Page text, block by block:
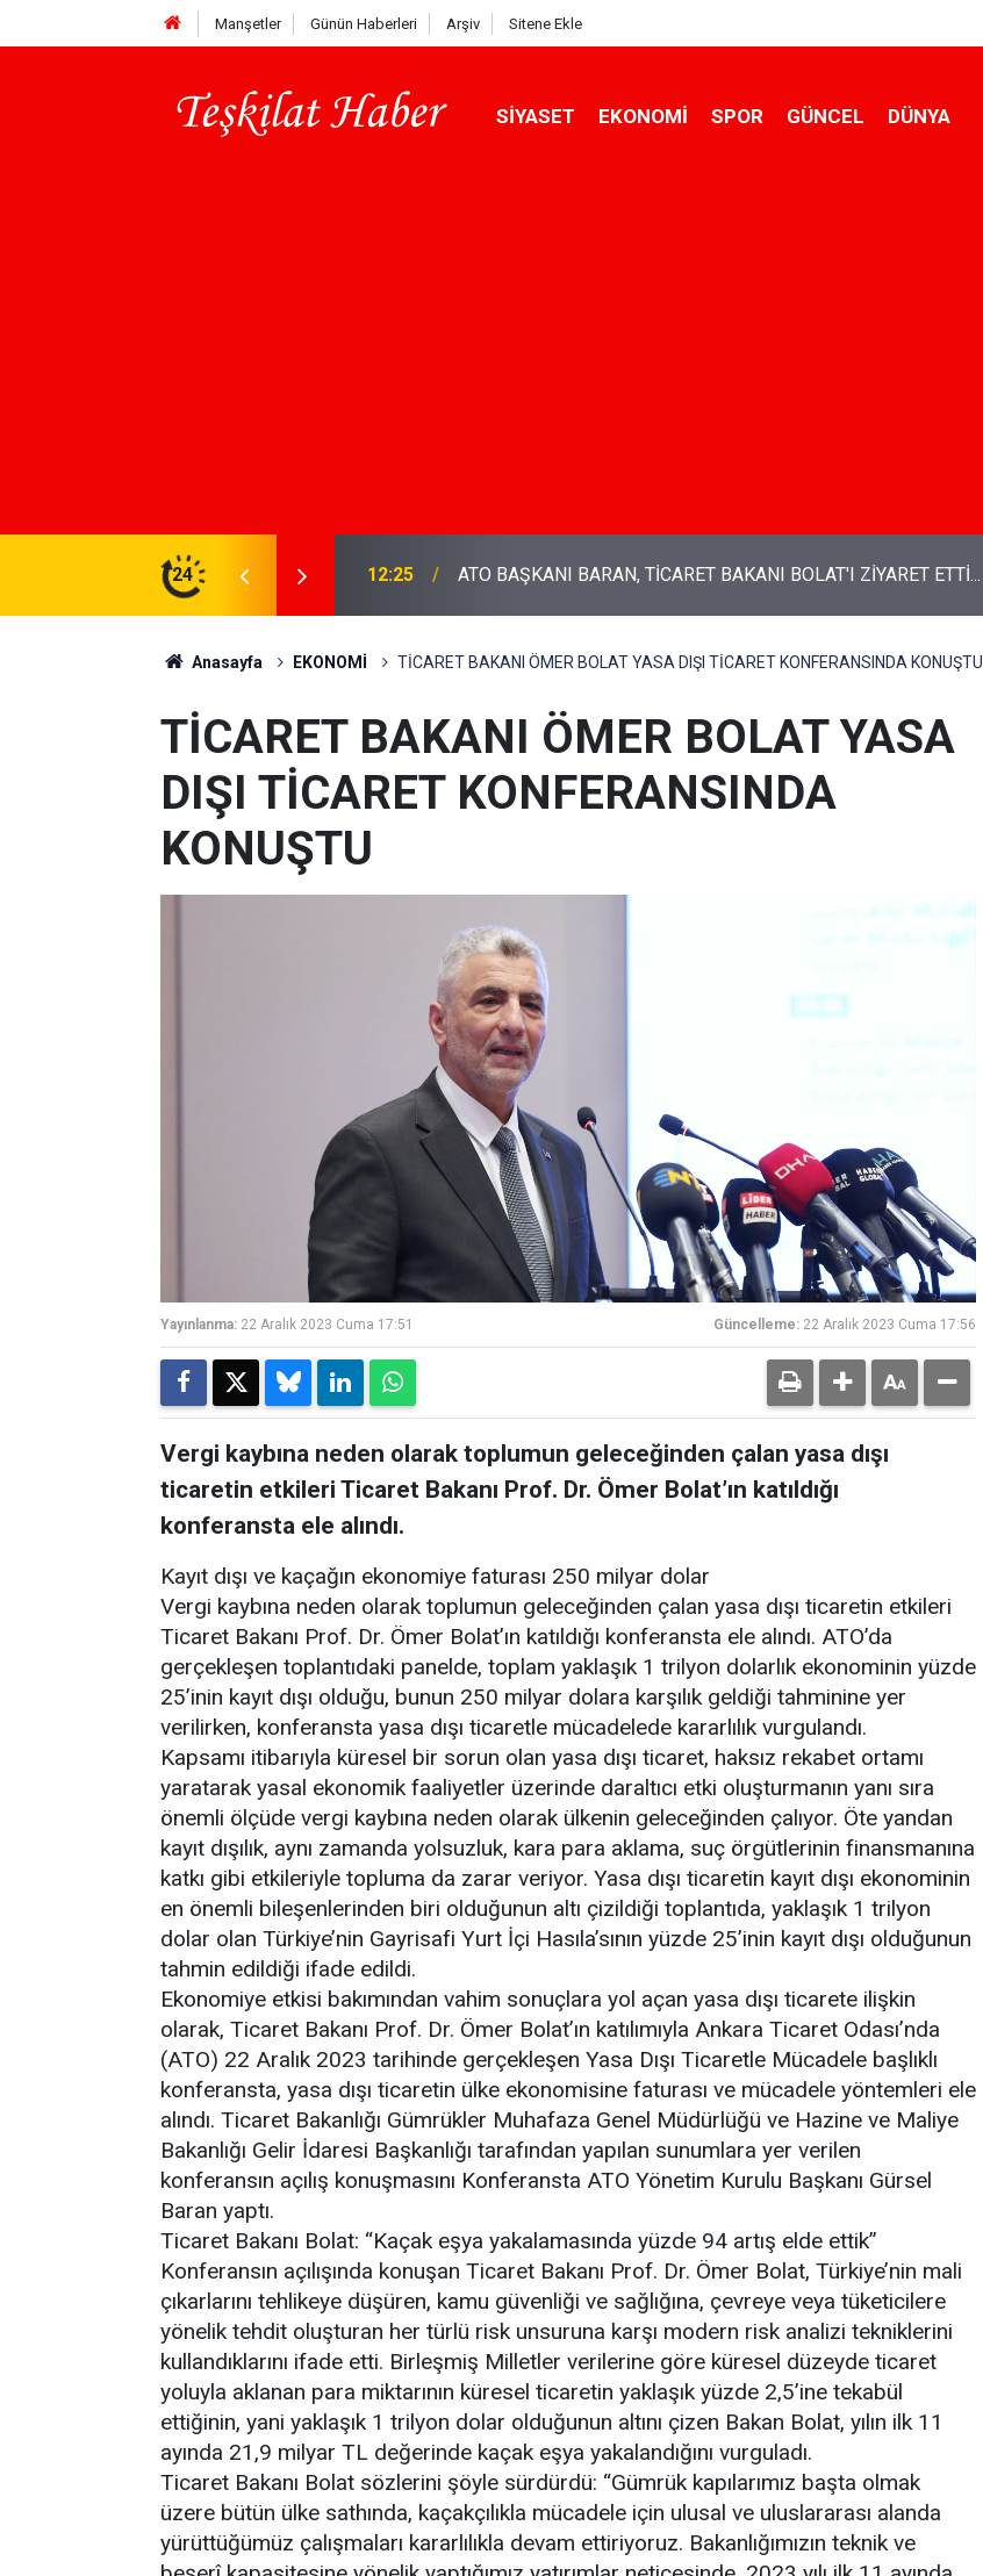
Manşetler Günün Haberleri Arşiv Sitene Ekle
SİYASET EKONOMİ SPOR GÜNCEL DÜNYA
24
BOLAT'I ZİYARET ETTİ... 20:36
DEVA Partisi Genel Başkanı Ali Babacan: “Emekli maaşından, insanca yaşam
hakkından tasarruf olmaz"
Anasayfa EKONOMİ TİCARET BAKANI ÖMER BOLAT YASA DIŞI TİCARET KONFERANSINDA KONUŞTU
TİCARET BAKANI ÖMER BOLAT YASA
DIŞI TİCARET KONFERANSINDA
KONUŞTU
Yayınlanma: 22 Aralık 2023 Cuma 17:51 Güncelleme: 22 Aralık 2023 Cuma 17:56
Vergi kaybına neden olarak toplumun geleceğinden çalan yasa dışı
ticaretin etkileri Ticaret Bakanı Prof. Dr. Ömer Bolat’ın katıldığı
konferansta ele alındı.
Kayıt dışı ve kaçağın ekonomiye faturası 250 milyar dolar
Vergi kaybına neden olarak toplumun geleceğinden çalan yasa dışı ticaretin etkileri
Ticaret Bakanı Prof. Dr. Ömer Bolat’ın katıldığı konferansta ele alındı. ATO’da
gerçekleşen toplantıdaki panelde, toplam yaklaşık 1 trilyon dolarlık ekonominin yüzde
25’inin kayıt dışı olduğu, bunun 250 milyar dolara karşılık geldiği tahminine yer
verilirken, konferansta yasa dışı ticaretle mücadelede kararlılık vurgulandı.
Kapsamı itibarıyla küresel bir sorun olan yasa dışı ticaret, haksız rekabet ortamı
yaratarak yasal ekonomik faaliyetler üzerinde daraltıcı etki oluşturmanın yanı sıra
önemli ölçüde vergi kaybına neden olarak ülkenin geleceğinden çalıyor. Öte yandan
kayıt dışılık, aynı zamanda yolsuzluk, kara para aklama, suç örgütlerinin finansmanına
katkı gibi etkileriyle topluma da zarar veriyor. Yasa dışı ticaretin kayıt dışı ekonominin
en önemli bileşenlerinden biri olduğunun altı çizildiği toplantıda, yaklaşık 1 trilyon
dolar olan Türkiye’nin Gayrisafi Yurt İçi Hasıla’sının yüzde 25’inin kayıt dışı olduğunun
tahmin edildiği ifade edildi.
Ekonomiye etkisi bakımından vahim sonuçlara yol açan yasa dışı ticarete ilişkin
olarak, Ticaret Bakanı Prof. Dr. Ömer Bolat’ın katılımıyla Ankara Ticaret Odası’nda
(ATO) 22 Aralık 2023 tarihinde gerçekleşen Yasa Dışı Ticaretle Mücadele başlıklı
konferansta, yasa dışı ticaretin ülke ekonomisine faturası ve mücadele yöntemleri ele
alındı. Ticaret Bakanlığı Gümrükler Muhafaza Genel Müdürlüğü ve Hazine ve Maliye
Bakanlığı Gelir İdaresi Başkanlığı tarafından yapılan sunumlara yer verilen
konferansın açılış konuşmasını Konferansta ATO Yönetim Kurulu Başkanı Gürsel
Baran yaptı.
Ticaret Bakanı Bolat: “Kaçak eşya yakalamasında yüzde 94 artış elde ettik”
Konferansın açılışında konuşan Ticaret Bakanı Prof. Dr. Ömer Bolat, Türkiye’nin mali
çıkarlarını tehlikeye düşüren, kamu güvenliği ve sağlığına, çevreye veya tüketicilere
yönelik tehdit oluşturan her türlü risk unsuruna karşı modern risk analizi tekniklerini
kullandıklarını ifade etti. Birleşmiş Milletler verilerine göre küresel düzeyde ticaret
yoluyla aklanan para miktarının küresel ticaretin yaklaşık yüzde 2,5’ine tekabül
ettiğinin, yani yaklaşık 1 trilyon dolar olduğunun altını çizen Bakan Bolat, yılın ilk 11
ayında 21,9 milyar TL değerinde kaçak eşya yakalandığını vurguladı.
Ticaret Bakanı Bolat sözlerini şöyle sürdürdü: “Gümrük kapılarımız başta olmak
üzere bütün ülke sathında, kaçakçılıkla mücadele için ulusal ve uluslararası alanda
yürüttüğümüz çalışmaları kararlılıkla devam ettiriyoruz. Bakanlığımızın teknik ve